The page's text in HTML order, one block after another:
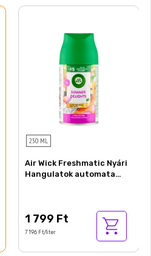
250 ML
Air Wick Freshmatic Nyári
Hangulatok automata
1 799 Ft
7 196 Ft/liter